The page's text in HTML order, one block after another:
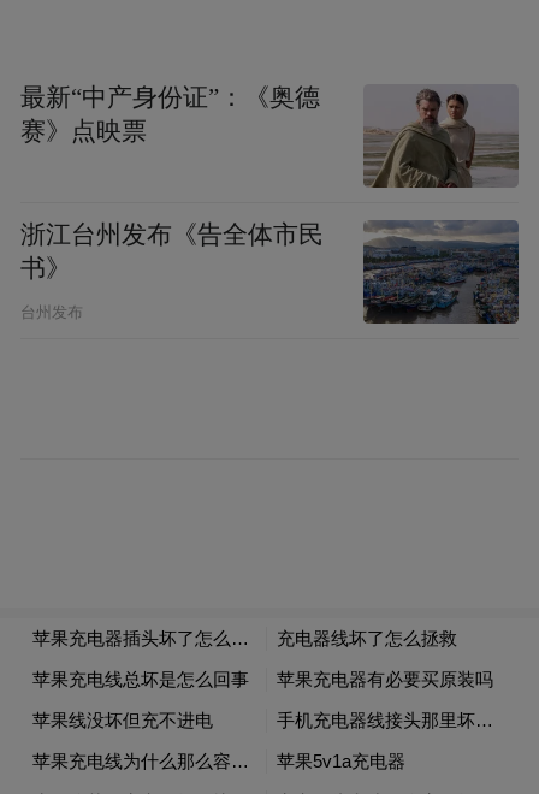
都是乡野里常见的物什。白杨树枝远比向日
葵秆儿坚实耐用，深秋，将它们从土里拔下
来，磕掉残留的泥巴，摆放整齐了，用塑皮
绳线绑扎，置放于偏背处，明年接着使。
菜地虽没有花卉装点，却同样色彩缤纷，紫
到过刺猬。
蔬菜沐浴着阳光、吮吸着雨露，开出或黄或
白或紫的花，结上或青或绿的稚果。随着时
间推移，那稚果蜕变得沉沉实实，特招人
最新“中产身份证”：《奥德
赛》点映票
浙江台州发布《告全体市民
书》
台州发布